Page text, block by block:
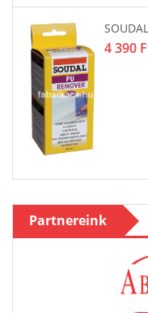
4 390
Partnereink